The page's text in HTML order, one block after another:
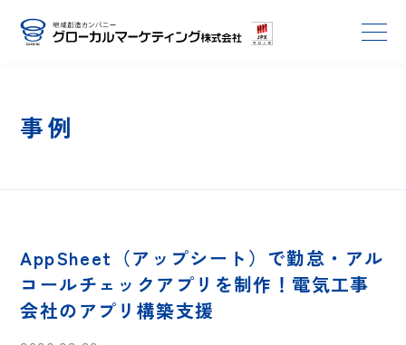
事例
AppSheet（アップシート）で勤怠・アル
コールチェックアプリを制作！電気工事
会社のアプリ構築支援